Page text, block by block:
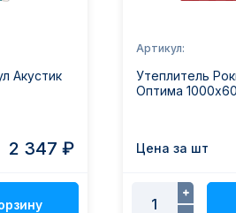
Акустик
2 347 ₽
Артикул:
Утеплитель
Оптима
Цена за шт